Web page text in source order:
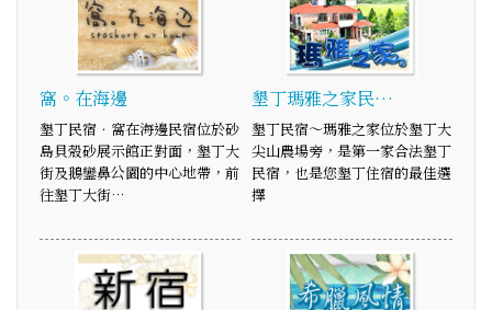
窩。在海邊
墾丁民宿．窩在海邊民宿位於砂
島貝殼砂展示館正對面，墾丁大
街及鵝鑾鼻公園的中心地帶，前
往墾丁大街…
墾丁瑪雅之家民…
墾丁民宿～瑪雅之家位於墾丁大
尖山農場旁，是第一家合法墾丁
民宿，也是您墾丁住宿的最佳選
擇